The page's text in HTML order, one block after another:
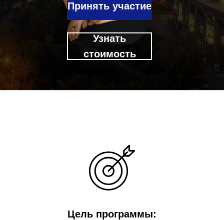
Принять участие
Узнать
стоимость
Цель программы: